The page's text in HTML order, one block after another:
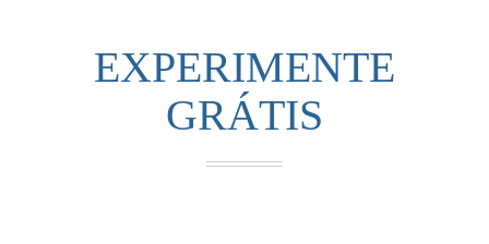
EXPERIMENTE
GRÁTIS